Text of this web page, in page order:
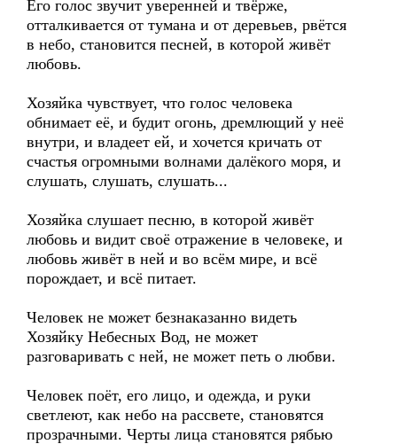
Его голос звучит уверенней и твёрже,
отталкивается от тумана и от деревьев, рвётся
в небо, становится песней, в которой живёт
любовь.
Хозяйка чувствует, что голос человека
обнимает её, и будит огонь, дремлющий у неё
внутри, и владеет ей, и хочется кричать от
счастья огромными волнами далёкого моря, и
слушать, слушать, слушать...
Хозяйка слушает песню, в которой живёт
любовь и видит своё отражение в человеке, и
любовь живёт в ней и во всём мире, и всё
порождает, и всё питает.
Человек не может безнаказанно видеть
Хозяйку Небесных Вод, не может
разговаривать с ней, не может петь о любви.
Человек поёт, его лицо, и одежда, и руки
светлеют, как небо на рассвете, становятся
прозрачными. Черты лица становятся рябью